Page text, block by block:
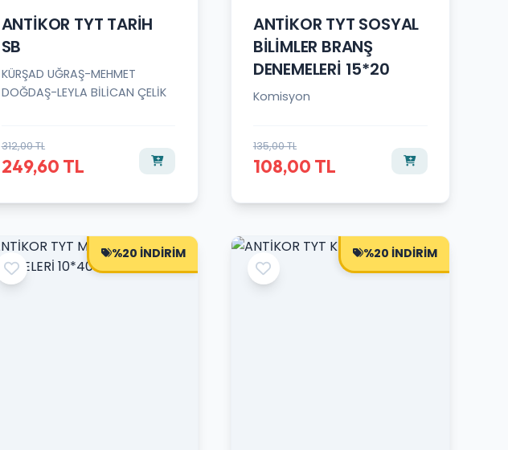
ANTİKOR TYT TARİH
SB
KÜRŞAD UĞRAŞ-MEHMET
DOĞDAŞ-LEYLA BİLİCAN ÇELİK
312,00 TL
249,60 TL
ANTİKOR TYT SOSYAL
BİLİMLER BRANŞ
DENEMELERİ 15*20
Komisyon
135,00 TL
108,00 TL
%20 İNDİRİM %20 İNDİRİM